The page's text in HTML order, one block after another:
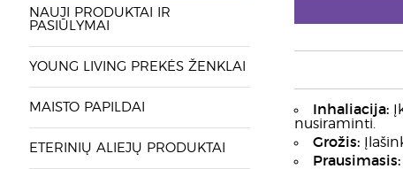
NAUJI PRODUKTAI IR
PASIŪLYMAI
YOUNG LIVING PREKĖS ŽENKLAI
MAISTO PAPILDAI
ETERINIŲ ALIEJŲ PRODUKTAI
Inhaliacija:
nusiraminti.
Grožis:
Prausimasis: